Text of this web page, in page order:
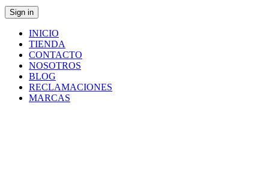
INICIO
TIENDA
CONTACTO
NOSOTROS
BLOG
RECLAMACIONES
MARCAS